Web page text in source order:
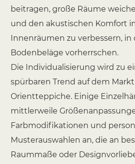
beitragen, große Räume
und den akustischen Komfort
Innenräumen zu verbessern, in
Bodenbeläge vorherrschen.
Die Individualisierung wird zu
spürbaren Trend auf dem
Orientteppiche. Einige
mittlerweile
Farbmodifikationen und
Musterauswahlen an, die an
Raummaße oder